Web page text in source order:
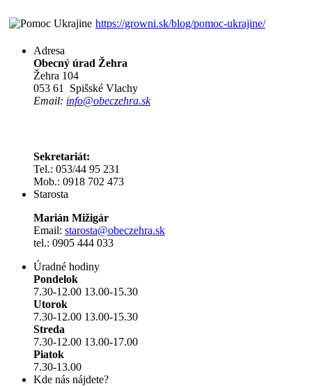
https://growni.sk/blog/pomoc-ukrajine/
Adresa
Obecný úrad Žehra
Žehra 104
053 61 Spišské Vlachy
Email: info@obeczehra.sk
Sekretariát:
Tel.: 053/44 95 231
Mob.: 0918 702 473
Starosta
Marián Mižigár
Email: starosta@obeczehra.sk
tel.: 0905 444 033
Úradné hodiny
Pondelok
7.30-12.00 13.00-15.30
Utorok
7.30-12.00 13.00-15.30
Streda
7.30-12.00 13.00-17.00
Piatok
7.30-13.00
Kde nás nájdete?